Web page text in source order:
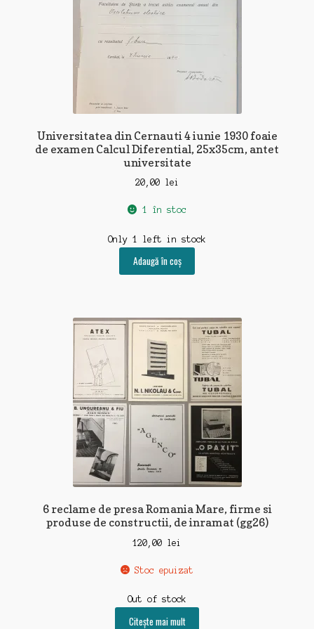
Universitatea din Cernauti 4 iunie 1930 foaie
de examen Calcul Diferential, 25x35cm, antet
universitate
20,00 lei
1 în stoc
Only 1 left in stock
Adaugă în coș
6 reclame de presa Romania Mare, firme si
produse de constructii, de inramat (gg26)
120,00 lei
Stoc epuizat
Out of stock
Citește mai mult